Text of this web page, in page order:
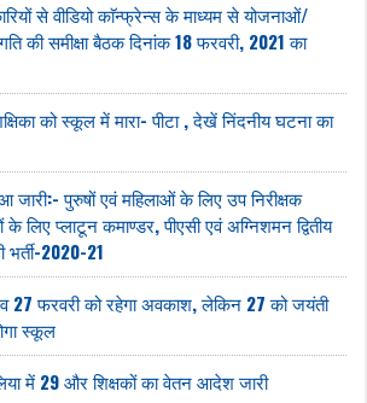
से वीडियो काॅन्फ्रेन्स के माध्यम से योजनाओं/
की समीक्षा बैठक दिनांक 18 फरवरी, 2021 का
को स्कूल में मारा- पीटा , देखें निंदनीय घटना का
हुआ जारी:- पुरुषों एवं महिलाओं के लिए उप निरीक्षक
लिए प्लाटून कमाण्डर, पीएसी एवं अग्निशमन द्वितीय
भर्ती-2020-21
व 27 फरवरी को रहेगा अवकाश, लेकिन 27 को जयंती
स्कूल
में 29 और शिक्षकों का वेतन आदेश जारी